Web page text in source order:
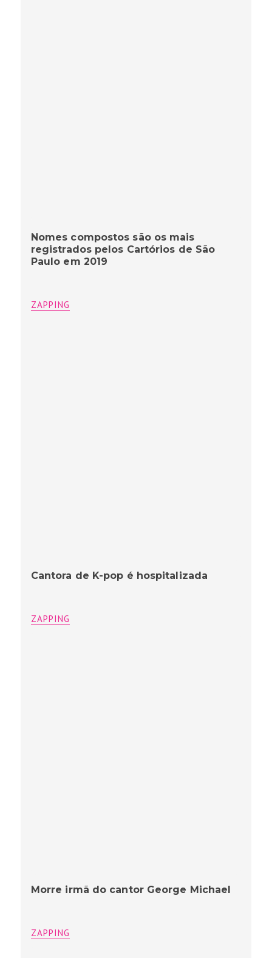
Nomes compostos são os mais
registrados pelos Cartórios de São
Paulo em 2019
ZAPPING
Cantora de K-pop é hospitalizada
ZAPPING
Morre irmã do cantor George Michael
ZAPPING